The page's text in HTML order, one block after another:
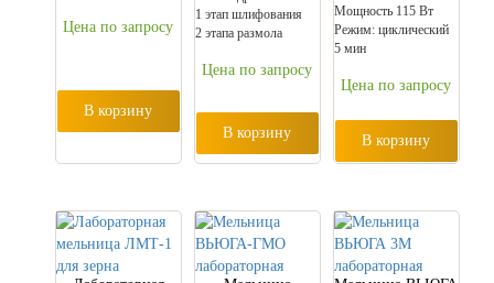
Цена по запросу
В корзину
1 этап шлифования
2 этапа размола
Цена по запросу
В корзину
Мощность 115 Вт
Режим: циклический
5 мин
Цена по запросу
В корзину